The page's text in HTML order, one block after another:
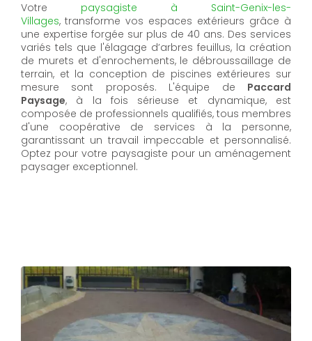
Votre paysagiste à
Saint-Genix-les-
Villages, transforme vos espaces extérieurs grâce à
une expertise forgée sur plus de 40 ans. Des services
variés tels que l'élagage d’arbres feuillus, la création
de murets et d'enrochements, le débroussaillage de
terrain, et la conception de piscines extérieures sur
mesure sont proposés. L'équipe de Paccard
Paysage, à la fois sérieuse et dynamique, est
composée de professionnels qualifiés, tous membres
d'une coopérative de services à la personne,
garantissant un travail impeccable et personnalisé.
Optez pour votre paysagiste pour un aménagement
paysager exceptionnel.